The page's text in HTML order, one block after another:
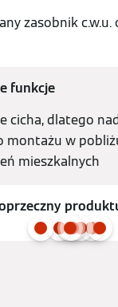
zasobnik c.w.u.
funkcje
cicha, dlatego
montażu w
mieszkalnych